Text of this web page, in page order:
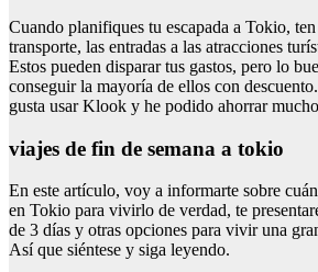
Cuando planifiques tu escapada a Tokio,
transporte, las entradas a las atracciones
Estos pueden disparar tus gastos, pero lo
conseguir la mayoría de ellos con
gusta usar Klook y he podido ahorrar
viajes de fin de semana a tokio
En este artículo, voy a informarte sobre
en Tokio para vivirlo de verdad, te
de 3 días y otras opciones para vivir una
Así que siéntese y siga leyendo.